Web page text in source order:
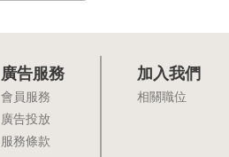
廣告服務
會員服務
廣告投放
服務條款
加入我們
相關職位